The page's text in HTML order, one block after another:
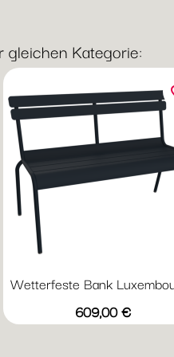
Kategorie:
Wetterfeste Bank
Preis
609,00 €
Vorschau
AbyssblauAcapulcoblau
Anthrazit
Chili